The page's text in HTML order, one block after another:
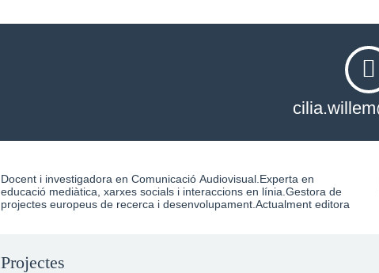
Docent i investigadora en Comunicació Audiovisual.Experta en
educació mediàtica, xarxes socials i interaccions en línia.Gestora de
projectes europeus de recerca i desenvolupament.Actualment editora
principal de la revista especialitzada 'Catalan Journal of
Projectes